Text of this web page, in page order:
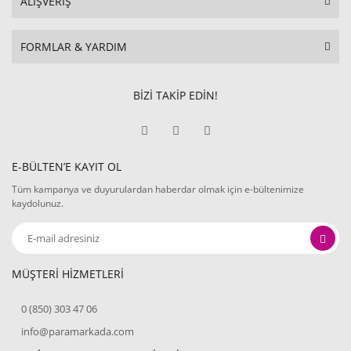
FORMLAR & YARDIM
BİZİ TAKİP EDİN!
E-BÜLTEN’E KAYIT OL
Tüm kampanya ve duyurulardan haberdar olmak için e-bültenimize
kaydolunuz.
MÜŞTERİ HİZMETLERİ
0 (850) 303 47 06
info@paramarkada.com